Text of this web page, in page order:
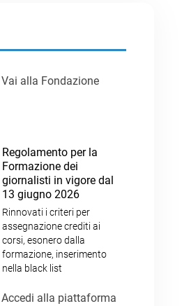
Vai alla Fondazione
Regolamento per la
Formazione dei
giornalisti in vigore dal
13 giugno 2026
Rinnovati i criteri per
assegnazione crediti ai
corsi, esonero dalla
formazione, inserimento
nella black list
Accedi alla piattaforma